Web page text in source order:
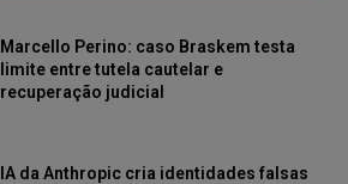
Marcello Perino: caso Braskem testa
limite entre tutela cautelar e
recuperação judicial
IA da Anthropic cria identidades falsas